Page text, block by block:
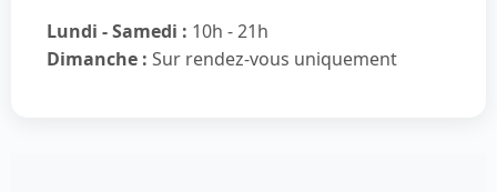
Lundi - Samedi : 10h - 21h
Dimanche : Sur rendez-vous uniquement